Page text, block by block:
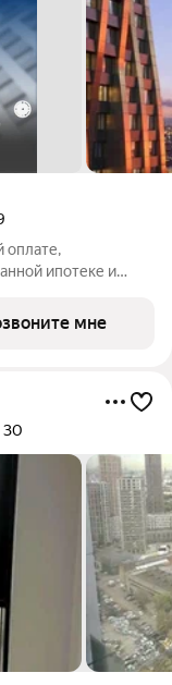
оплате,
ипотеке и
В северной
мне
30